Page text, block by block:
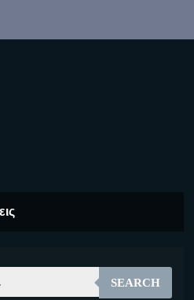
SEARCH